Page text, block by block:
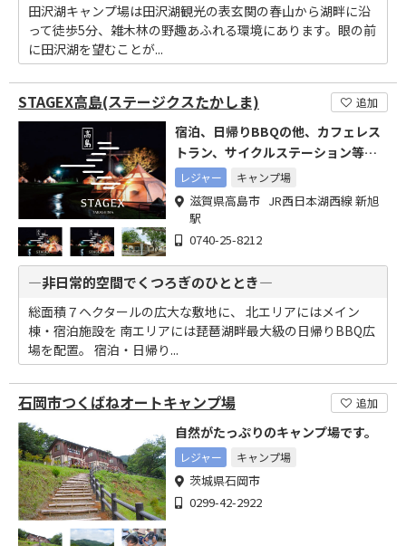
田沢湖キャンプ場は田沢湖観光の表玄関の春山から湖畔に沿
って徒歩5分、雑木林の野趣あふれる環境にあります。眼の前
に田沢湖を望むことが...
STAGEX高島(ステージクスたかしま) 追加
宿泊、日帰りBBQの他、カフェレス
トラン、サイクルステーション等あ
る総合グランピングリゾート
レジャー キャンプ場
滋賀県高島市 JR西日本湖西線 新旭
駅
0740-25-8212
―非日常的空間でくつろぎのひととき―
総面積７ヘクタールの広大な敷地に、 北エリアにはメイン
棟・宿泊施設を 南エリアには琵琶湖畔最大級の日帰りBBQ広
場を配置。 宿泊・日帰り...
石岡市つくばねオートキャンプ場 追加
自然がたっぷりのキャンプ場です。
レジャー キャンプ場
茨城県石岡市
0299-42-2922